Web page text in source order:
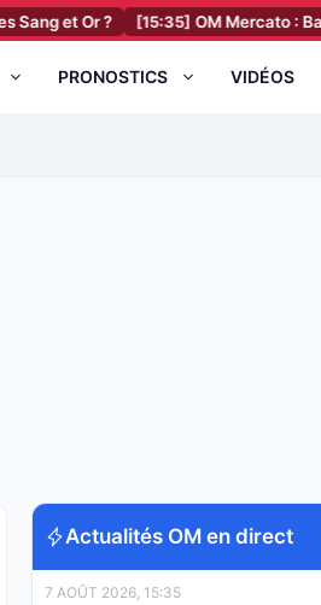
[15:35] OM Mercato : Balerdi et
PRONOSTICS VIDÉOS
Actualités OM en direct
7 AOÛT 2026, 15:35